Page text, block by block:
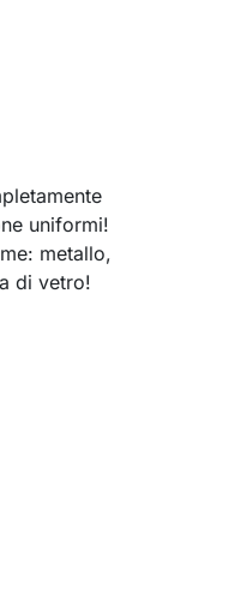
uniformi!
metallo,
di vetro!